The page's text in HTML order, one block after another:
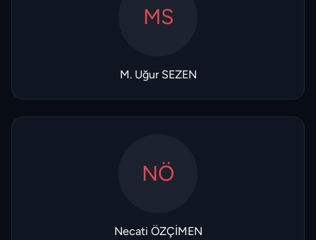
MS
M. Uğur SEZEN
NÖ
Necati ÖZÇİMEN